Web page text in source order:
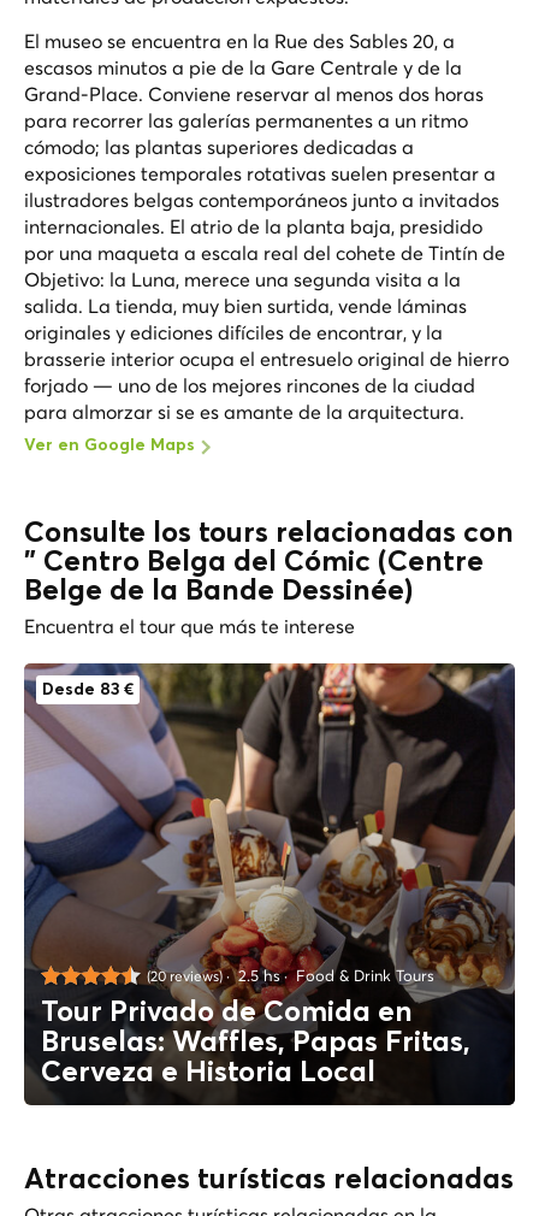
El museo se encuentra en la Rue des Sables 20, a
escasos minutos a pie de la Gare Centrale y de la
Grand-Place. Conviene reservar al menos dos horas
para recorrer las galerías permanentes a un ritmo
cómodo; las plantas superiores dedicadas a
exposiciones temporales rotativas suelen presentar a
ilustradores belgas contemporáneos junto a invitados
internacionales. El atrio de la planta baja, presidido
por una maqueta a escala real del cohete de Tintín de
Objetivo: la Luna, merece una segunda visita a la
salida. La tienda, muy bien surtida, vende láminas
originales y ediciones difíciles de encontrar, y la
brasserie interior ocupa el entresuelo original de hierro
forjado — uno de los mejores rincones de la ciudad
para almorzar si se es amante de la arquitectura.
Ver en Google Maps
Consulte los tours relacionadas con
" Centro Belga del Cómic (Centre
Belge de la Bande Dessinée)
Encuentra el tour que más te interese
Desde 83 €
(20 reviews) 2.5 hs Food & Drink Tours
Tour Privado de Comida en
Bruselas: Waffles, Papas Fritas,
Cerveza e Historia Local
Atracciones turísticas relacionadas